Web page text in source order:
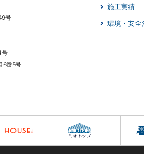
号
号
6番5号
施工実績
環境・安全